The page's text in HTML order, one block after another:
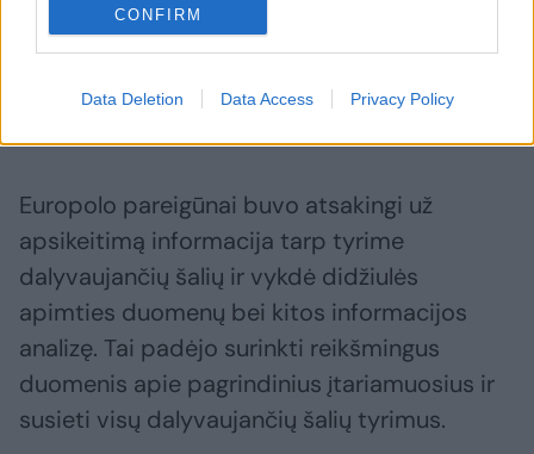
CONFIRM
Data Deletion Data Access Privacy Policy
prokurorų, policijos pareigūnų, surengė
penkis koordinacinius pasitarimus dėl bendrų
tyrimo veiksmų bei padėjo įsteigti jungtinę
Europolo pareigūnai buvo atsakingi už
apsikeitimą informacija tarp tyrime
dalyvaujančių šalių ir vykdė didžiulės
apimties duomenų bei kitos informacijos
analizę. Tai padėjo surinkti reikšmingus
duomenis apie pagrindinius įtariamuosius ir
susieti visų dalyvaujančių šalių tyrimus.